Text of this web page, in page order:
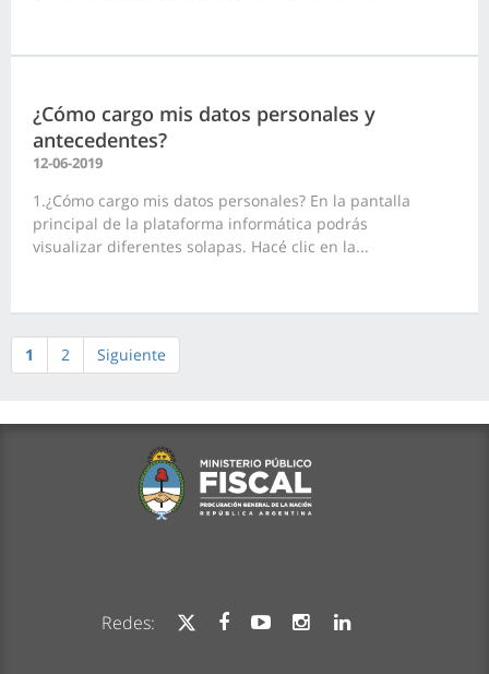
¿Cómo cargo mis datos personales y
antecedentes?
12-06-2019
1.¿Cómo cargo mis datos personales? En la pantalla
principal de la plataforma informática podrás
visualizar diferentes solapas. Hacé clic en la...
1 2 Siguiente
Redes: